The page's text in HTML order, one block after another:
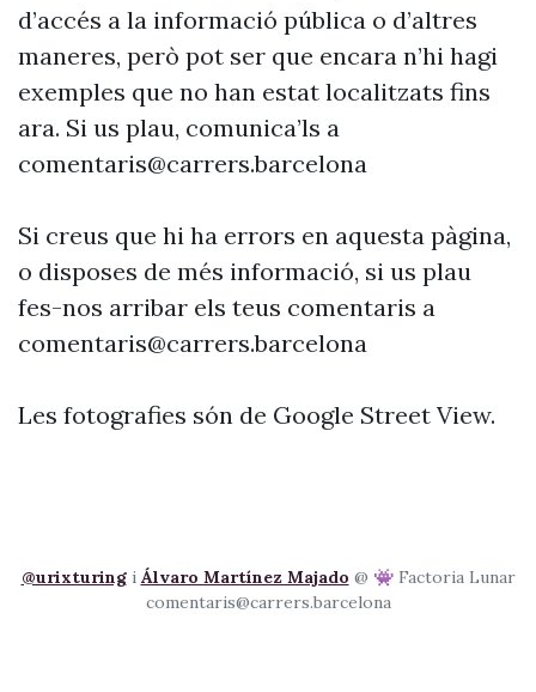
d’accés a la informació pública o d’altres
maneres, però pot ser que encara n’hi hagi
exemples que no han estat localitzats fins
ara. Si us plau, comunica’ls a
comentaris@carrers.barcelona
Si creus que hi ha errors en aquesta pàgina,
o disposes de més informació, si us plau
fes-nos arribar els teus comentaris a
comentaris@carrers.barcelona
Les fotografies són de Google Street View.
@urixturingi Álvaro Martínez Majado @ 👾 Factoria Lunar
comentaris@carrers.barcelona